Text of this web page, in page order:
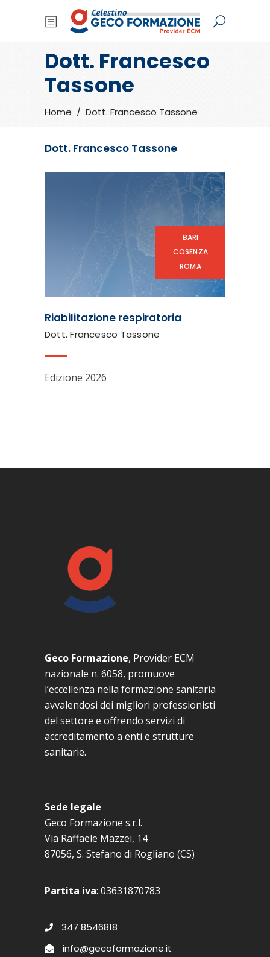
Dott. Francesco
Tassone
Home / Dott. Francesco Tassone
Dott. Francesco Tassone
BARI
COSENZA
ROMA
Riabilitazione respiratoria
Dott. Francesco Tassone
Edizione 2026
Geco Formazione, Provider ECM
nazionale n. 6058, promuove
l’eccellenza nella formazione sanitaria
avvalendosi dei migliori professionisti
del settore e offrendo servizi di
accreditamento a enti e strutture
sanitarie.
Sede legale
Geco Formazione s.r.l.
Via Raffaele Mazzei, 14
87056, S. Stefano di Rogliano (CS)
Partita iva: 03631870783
347 8546818
info@gecoformazione.it